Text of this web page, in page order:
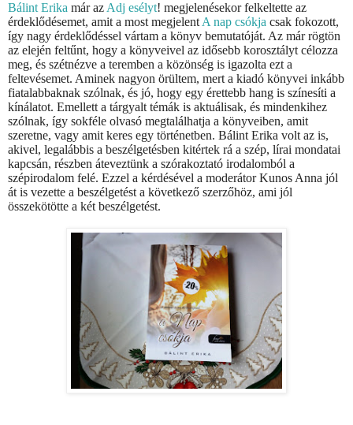
Bálint Erika már az Adj esélyt! megjelenésekor felkeltette az
érdeklődésemet, amit a most megjelent A nap csókja csak fokozott,
így nagy érdeklődéssel vártam a könyv bemutatóját. Az már rögtön
az elején feltűnt, hogy a könyveivel az idősebb korosztályt célozza
meg, és szétnézve a teremben a közönség is igazolta ezt a
feltevésemet. Aminek nagyon örültem, mert a kiadó könyvei inkább
fiatalabbaknak szólnak, és jó, hogy egy érettebb hang is színesíti a
kínálatot. Emellett a tárgyalt témák is aktuálisak, és mindenkihez
szólnak, így sokféle olvasó megtalálhatja a könyveiben, amit
szeretne, vagy amit keres egy történetben. Bálint Erika volt az is,
akivel, legalábbis a beszélgetésben kitértek rá a szép, lírai mondatai
kapcsán, részben áteveztünk a szórakoztató irodalomból a
szépirodalom felé. Ezzel a kérdésével a moderátor Kunos Anna jól
át is vezette a beszélgetést a következő szerzőhöz, ami jól
összekötötte a két beszélgetést.